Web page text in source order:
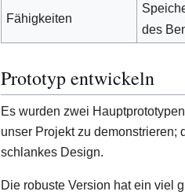
Fähigkeiten
des
Prototyp entwickeln
Es wurden zwei
unser Projekt zu demonstrieren;
schlankes Design.
Die robuste Version hat ein viel